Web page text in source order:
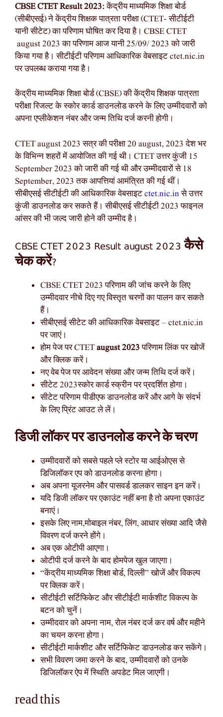
CBSE CTET Result 2023:केंद्रीय माध्यमिक शिक्षा बोर्ड
(सीबीएसई) ने केंद्रीय शिक्षक पात्रता परीक्षा (CTET- सीटीईटी
यानी सीटेट) का परिणाम घोषित कर दिया है। CBSE CTET
august 2023 का परिणाम आज यानी 25/09/ 2023 को जारी
किया गया है। सीटीईटी परिणाम आधिकारिक वेबसाइट ctet.nic.in
पर उपलब्ध कराया गया है।
केंद्रीय माध्यमिक शिक्षा बोर्ड (CBSE) की केंद्रीय शिक्षक पात्रता
परीक्षा रिजल्ट के स्कोर कार्ड डाउनलोड करने के लिए उम्मीदवारों को
अपना एप्लीकेशन नंबर और जन्म तिथि दर्ज करनी होगी।
CTET august 2023 सत्र की परीक्षा 20 august, 2023 देश भर
के विभिन्न शहरों में आयोजित की गई थी। CTET उत्तर कुंजी 15
September 2023 को जारी की गई थी और उम्मीदवारों से 18
September, 2023 तक आपत्तियां आमंत्रित की गई थीं।
सीबीएसई सीटीईटी की आधिकारिक वेबसाइटctet.nic.inसे उत्तर
कुंजी डाउनलोड कर सकते हैं। सीबीएसई सीटीईटी 2023 फाइनल
आंसर की भी जल्द जारी होने की उम्मीद है।
CBSE CTET 2023 Result august 2023 कैसे
चेक करें?
CBSE CTET 2023 परिणाम की जांच करने के लिए
उम्मीदवार नीचे दिए गए विस्तृत चरणों का पालन कर सकते
हैं।
सीबीएसई सीटेट की आधिकारिक वेबसाइट – ctet.nic.in
पर जाएं।
होम पेज पर CTETaugust 2023परिणाम लिंक पर खोजें
और क्लिक करें।
नए वेब पेज पर आवेदन संख्या और जन्म तिथि दर्ज करें।
सीटेट 2023स्कोर कार्ड स्क्रीन पर प्रदर्शित होगा।
सीटेट परिणाम पीडीएफ डाउनलोड करें और आगे के संदर्भ
के लिए प्रिंट आउट ले लें।
डिजी लॉकर पर डाउनलोड करने के चरण
उम्मीदवारों को सबसे पहले प्ले स्टोर या आईओएस से
डिजिलॉकर एप को डाउनलोड करना होगा।
अब अपना यूजरनेम और पासवर्ड डालकर साइन इन करें।
यदि डिजी लॉकर पर एकाउंट नहीं बना है तो अपना एकाउंट
बनाएं।
इसके लिए नाम,मोबाइल नंबर, लिंग, आधार संख्या आदि जैसे
विवरण दर्ज करने होंगे।
अब एक ओटीपी आएगा।
ओटीपी दर्ज करने के बाद होमपेज खुल जाएगा।
“केंद्रीय माध्यमिक शिक्षा बोर्ड, दिल्ली” खोजें और विकल्प
पर क्लिक करें।
सीटीईटी सर्टिफिकेट और सीटीईटी मार्कशीट विकल्प के
बटन को चुनें।
उम्मीदवार को अपना नाम, रोल नंबर दर्ज कर वर्ष और महीने
का चयन करना होगा।
सीटीईटी मार्कशीट और सर्टिफिकेट डाउनलोड कर सकेंगे।
सभी विवरण जमा करने के बाद, उम्मीदवारों को उनके
डिजिलॉकर ऐप में स्थिति अपडेट मिल जाएगी।
read this